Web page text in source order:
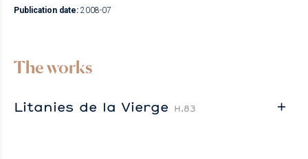
Publication date: 2008-07
The works
Litanies de la Vierge H.83